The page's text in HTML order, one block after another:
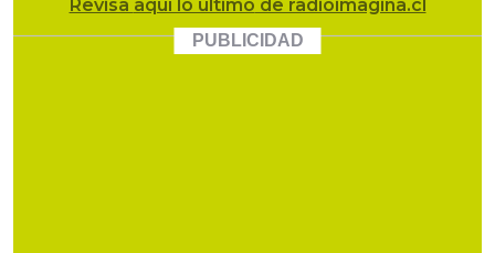
Revisa aquí lo último de radioimagina.cl